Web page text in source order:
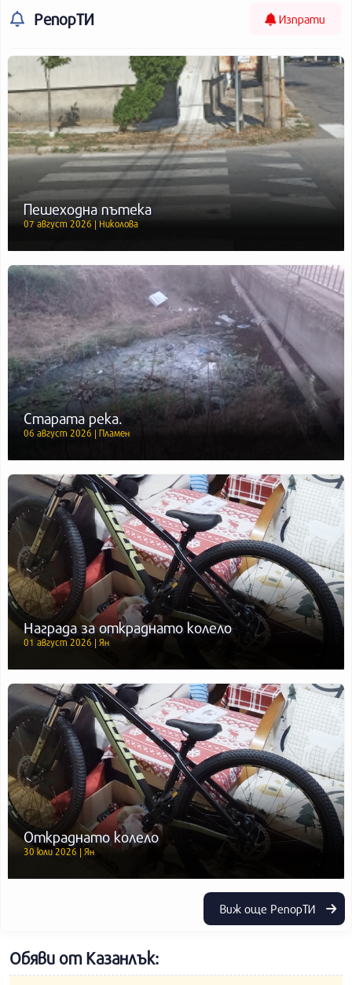
РепорТИ Изпрати
Пешеходна пътека
07 август 2026 | Николова
Старата река.
06 август 2026 | Пламен
Награда за откраднато колело
01 август 2026 | Ян
Откраднато колело
30 юли 2026 | Ян
Виж още РепорТИ
Обяви от Казанлък: